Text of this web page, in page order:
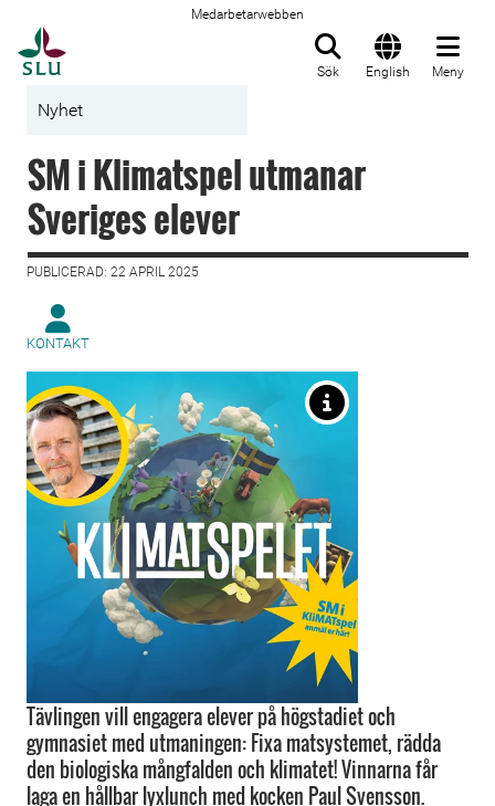
Medarbetarwebben
Sök English Meny
Nyhet
SM i Klimatspel utmanar
Sveriges elever
PUBLICERAD: 22 APRIL 2025
KONTAKT
Tävlingen vill engagera elever på högstadiet och
gymnasiet med utmaningen: Fixa matsystemet, rädda
den biologiska mångfalden och klimatet! Vinnarna får
laga en hållbar lyxlunch med kocken Paul Svensson.